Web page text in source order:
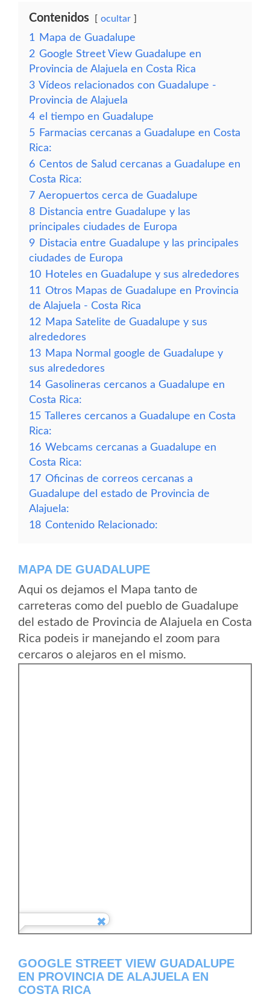
Contenidos ocultar
1
Mapa de Guadalupe
2 Google Street View Guadalupe en
Provincia de Alajuela en Costa Rica
3 Vídeos relacionados con Guadalupe -
Provincia de Alajuela
4 el tiempo en Guadalupe
5 Farmacias cercanas a Guadalupe en Costa
Rica:
6 Centos de Salud cercanas a Guadalupe en
Costa Rica:
7 Aeropuertos cerca de Guadalupe
8 Distancia entre Guadalupe y las
principales ciudades de Europa
9 Distacia entre Guadalupe y las principales
ciudades de Europa
10 Hoteles en Guadalupe y sus alrededores
11 Otros Mapas de Guadalupe en Provincia
de Alajuela - Costa Rica
12 Mapa Satelite de Guadalupe y sus
alrededores
13 Mapa Normal google de Guadalupe y
sus alrededores
14 Gasolineras cercanos a Guadalupe en
Costa Rica:
15 Talleres cercanos a Guadalupe en Costa
Rica:
16 Webcams cercanas a Guadalupe en
Costa Rica:
17 Oficinas de correos cercanas a
Guadalupe del estado de Provincia de
Alajuela:
18 Contenido Relacionado:
MAPA DE GUADALUPE
Aqui os dejamos el Mapa tanto de
carreteras como del pueblo de Guadalupe
del estado de Provincia de Alajuela en Costa
Rica podeis ir manejando el zoom para
cercaros o alejaros en el mismo.
GOOGLE STREET VIEW GUADALUPE
EN PROVINCIA DE ALAJUELA EN
COSTA RICA